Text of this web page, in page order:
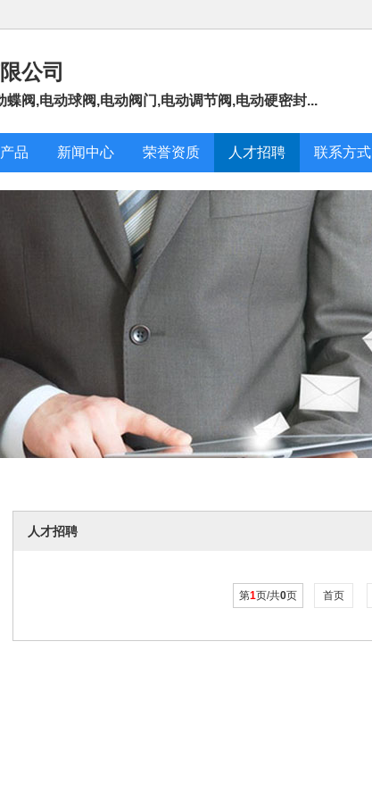
公司
阀,电动球阀,电动阀门,电动调节阀,电动硬密封...
品 新闻中心 荣誉资质 人才招聘 联系方式
人才招聘
第1页/共0页 首页